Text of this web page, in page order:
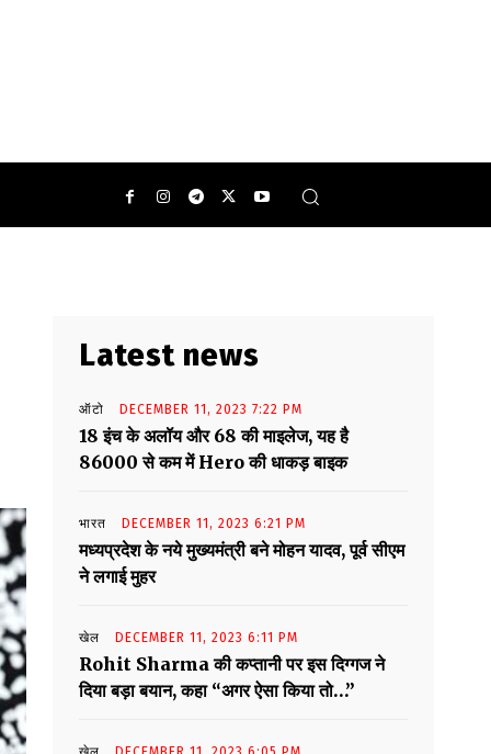
Latest news
ऑटो DECEMBER 11, 2023 7:22 PM
18 इंच के अलॉय और 68 की माइलेज, यह है
86000 से कम में Hero की धाकड़ बाइक
भारत DECEMBER 11, 2023 6:21 PM
मध्यप्रदेश के नये मुख्यमंत्री बने मोहन यादव, पूर्व सीएम
ने लगाई मुहर
खेल DECEMBER 11, 2023 6:11 PM
Rohit Sharma की कप्तानी पर इस दिग्गज ने
दिया बड़ा बयान, कहा “अगर ऐसा किया तो…”